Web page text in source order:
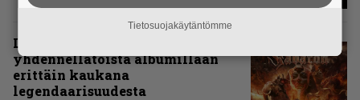
Levyarvio: Sabaton on
yhdennellätoista albumillaan
erittäin kaukana
legendaarisuudesta
Tietosuojakäytäntömme